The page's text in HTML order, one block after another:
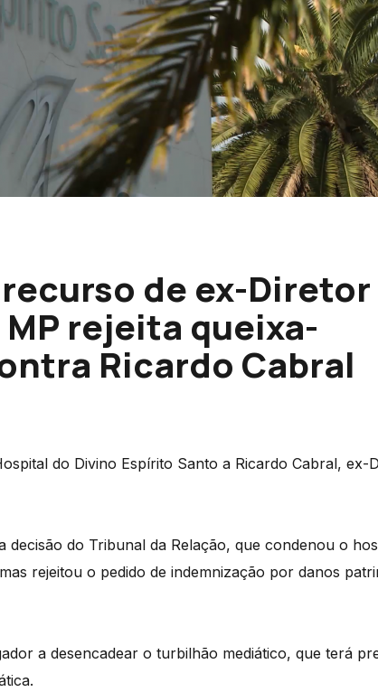
de ex-Diretor
rejeita queixa-
Ricardo Cabral
do Divino Espírito Santo a Ricardo Cabral, ex-
do Tribunal da Relação, que condenou o
rejeitou o pedido de indemnização por danos
a desencadear o turbilhão mediático, que terá